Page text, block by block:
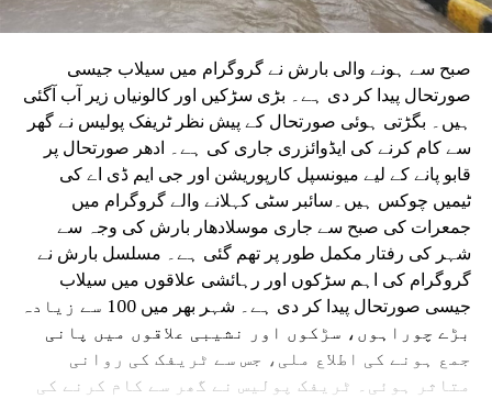
بوائز انٹر کالج شامل ہوں گے۔
صبح سے ہونے والی بارش نے گروگرام میں سیلاب جیسی
صورتحال پیدا کر دی ہے۔ بڑی سڑکیں اور کالونیاں زیر آب آگئی
ہیں۔ بگڑتی ہوئی صورتحال کے پیش نظر ٹریفک پولیس نے گھر
سے کام کرنے کی ایڈوائزری جاری کی ہے۔ ادھر صورتحال پر
قابو پانے کے لیے میونسپل کارپوریشن اور جی ایم ڈی اے کی
ٹیمیں چوکس ہیں۔سائبر سٹی کہلانے والے گروگرام میں
جمعرات کی صبح سے جاری موسلادھار بارش کی وجہ سے
شہر کی رفتار مکمل طور پر تھم گئی ہے۔ مسلسل بارش نے
گروگرام کی اہم سڑکوں اور رہائشی علاقوں میں سیلاب
جیسی صورتحال پیدا کر دی ہے۔ شہر بھر میں 100 سے زیادہ
بڑے چوراہوں، سڑکوں اور نشیبی علاقوں میں پانی
جمع ہونے کی اطلاع ملی، جس سے ٹریفک کی روانی
متاثر ہوئی۔ ٹریفک پولیس نے گھر سے کام کرنے کی